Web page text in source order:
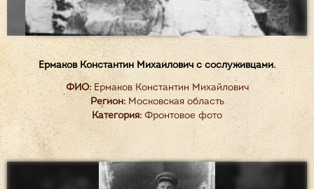
Ермаков Константин Михайлович с сослуживцами.
ФИО:Ермаков Константин Михайлович
Регион:Московская область
Категория: Фронтовое фото